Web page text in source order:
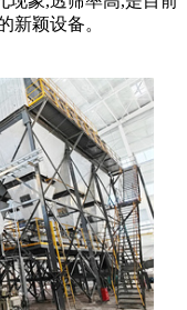
新颖设备。